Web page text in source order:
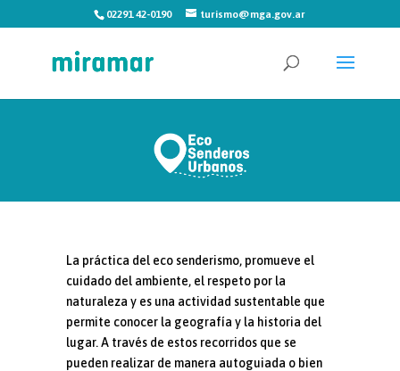
02291 42-0190 turismo@mga.gov.ar
La práctica del eco senderismo, promueve el
cuidado del ambiente, el respeto por la
naturaleza y es una actividad sustentable que
permite conocer la geografía y la historia del
lugar. A través de estos recorridos que se
pueden realizar de manera autoguiada o bien